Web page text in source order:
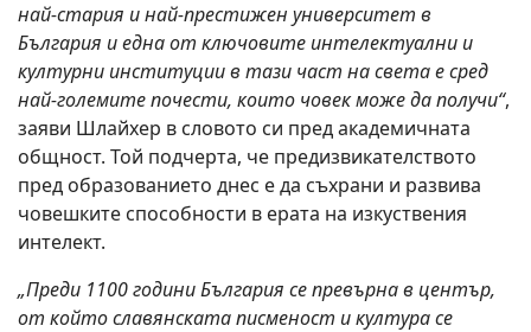
най-стария и най-престижен университет в
България и една от ключовите интелектуални и
културни институции в тази част на света е сред
най-големите почести, които човек може да получи“,
заяви Шлайхер в словото си пред академичната
общност. Той подчерта, че предизвикателството
пред образованието днес е да съхрани и развива
човешките способности в ерата на изкуствения
интелект.
„Преди 1100 години България се превърна в център,
от който славянската писменост и култура се